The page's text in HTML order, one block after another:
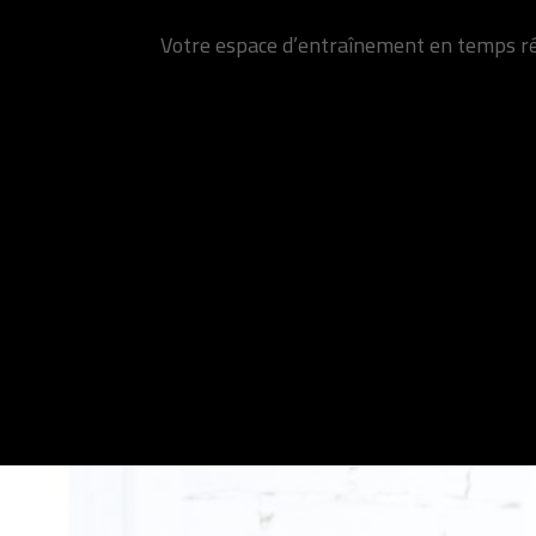
Votre espace d’entraînement en temps